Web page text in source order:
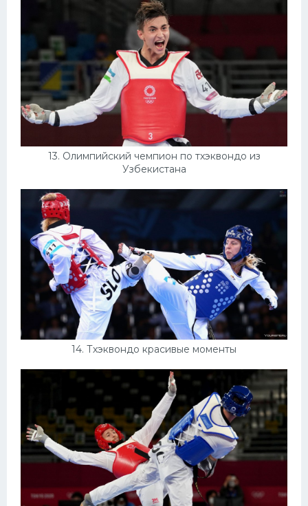
13. Олимпийский чемпион по тхэквондо из
Узбекистана
14. Тхэквондо красивые моменты